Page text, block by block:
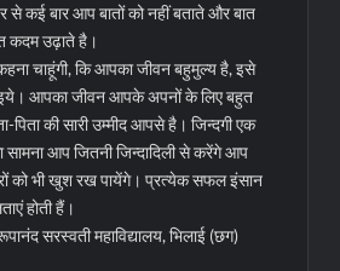
से कई बार आप बातों को नहीं बताते और बात
कदम उढ़ाते है।
चाहूंगी, कि आपका जीवन बहुमुल्य है, इसे
आपका जीवन आपके अपनों के लिए बहुत
पिता की सारी उम्मीद आपसे है। जिन्दगी एक
सामना आप जितनी जिन्दादिली से करेंगे आप
को भी खुश रख पायेंगे। प्रत्येक सफल इंसान
होती हैं।
सरस्वती महाविद्यालय, भिलाई (छग)